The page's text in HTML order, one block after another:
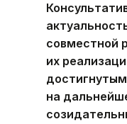
совместной
их
на